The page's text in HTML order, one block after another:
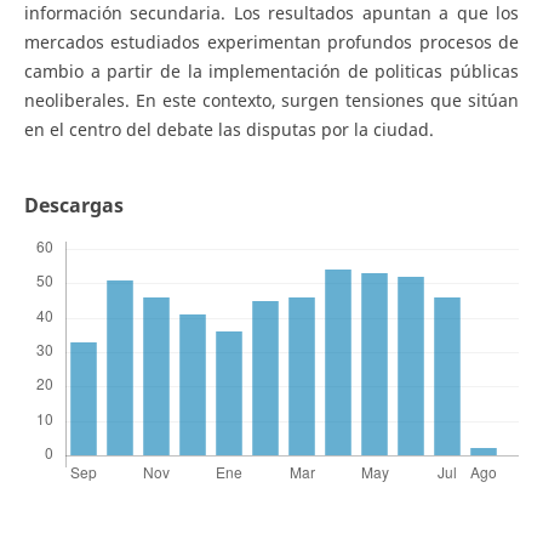
información secundaria. Los resultados apuntan a que los
mercados estudiados experimentan profundos procesos de
cambio a partir de la implementación de politicas públicas
neoliberales. En este contexto, surgen tensiones que sitúan
en el centro del debate las disputas por la ciudad.
Descargas